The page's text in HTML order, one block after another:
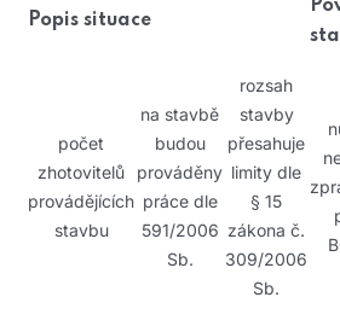
Popis situace
počet
zhotovitelů
provádějících
stavbu
na stavbě
budou
prováděny
práce dle
591/2006
Sb.
rozsah
stavby
přesahuje
limity dle
§ 15
zákona č.
309/2006
Sb.